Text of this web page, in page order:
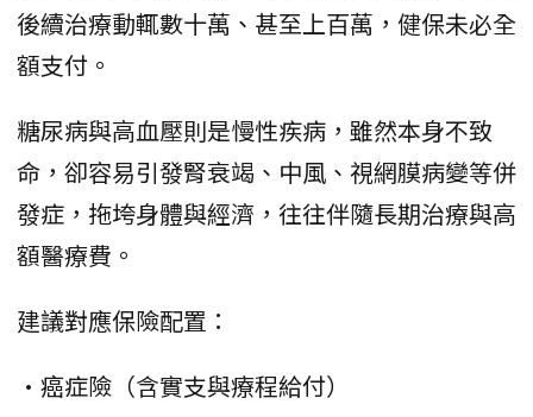
後續治療動輒數十萬、甚至上百萬，健保未必全
額支付。
糖尿病與高血壓則是慢性疾病，雖然本身不致
命，卻容易引發腎衰竭、中風、視網膜病變等併
發症，拖垮身體與經濟，往往伴隨長期治療與高
額醫療費。
建議對應保險配置：
•癌症險（含實支與療程給付）